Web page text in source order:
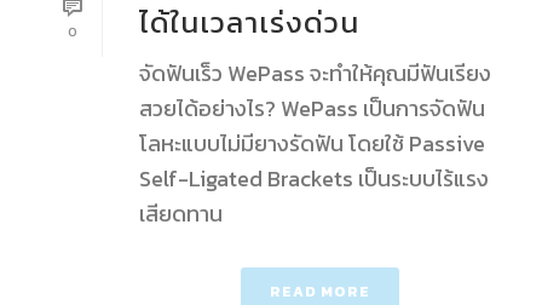
0
ได้ในเวลาเร่งด่วน
จัดฟันเร็ว WePass จะทำให้คุณมีฟันเรียง
สวยได้อย่างไร? WePass เป็นการจัดฟัน
โลหะแบบไม่มียางรัดฟัน โดยใช้ Passive
Self-Ligated Brackets เป็นระบบไร้แรง
เสียดทาน
READ MORE